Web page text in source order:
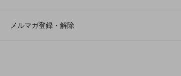
メルマガ登録・解除